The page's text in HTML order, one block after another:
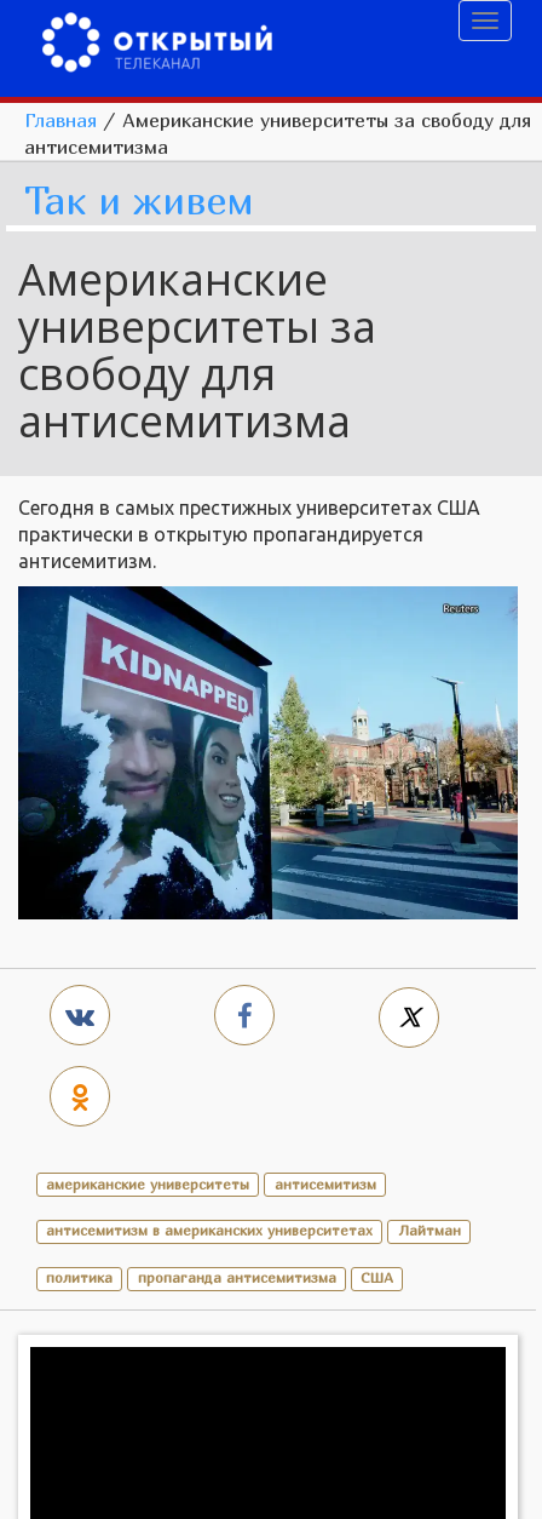
Главная / Американские университеты за свободу для
антисемитизма
Так и живем
Американские
университеты за
свободу для
антисемитизма
Сегодня в самых престижных университетах США
практически в открытую пропагандируется
антисемитизм.
американские университеты антисемитизм
антисемитизм в американских университетах Лайтман
политика пропаганда антисемитизма США